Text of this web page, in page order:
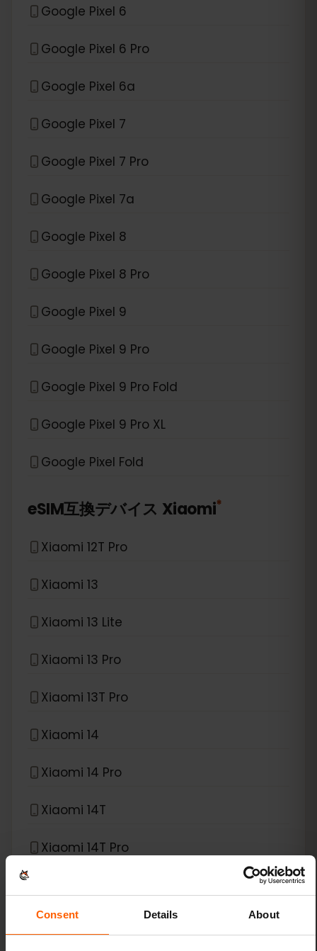
Consent Details About
Google Pixel 6
Google Pixel 6 Pro
Google Pixel 6a
Google Pixel 7
Google Pixel 7 Pro
Google Pixel 7a
Google Pixel 8
Google Pixel 8 Pro
Google Pixel 9
Google Pixel 9 Pro
Google Pixel 9 Pro Fold
Google Pixel 9 Pro XL
Google Pixel Fold
eSIM互換デバイス Xiaomi*
Xiaomi 12T Pro
Xiaomi 13
Xiaomi 13 Lite
Xiaomi 13 Pro
Xiaomi 13T Pro
Xiaomi 14
Xiaomi 14 Pro
Xiaomi 14T
Xiaomi 14T Pro
Xiaomi Redmi Note 11 Pro 5G